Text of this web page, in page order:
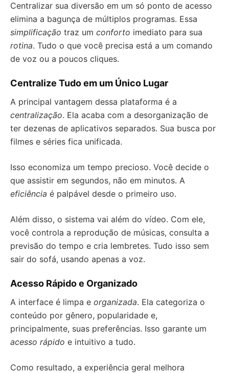
Centralizar sua diversão em um só ponto de acesso
elimina a bagunça de múltiplos programas. Essa
simplificação traz um conforto imediato para sua
rotina. Tudo o que você precisa está a um comando
de voz ou a poucos cliques.
Centralize Tudo em um Único Lugar
A principal vantagem dessa plataforma é a
centralização. Ela acaba com a desorganização de
ter dezenas de aplicativos separados. Sua busca por
filmes e séries fica unificada.
Isso economiza um tempo precioso. Você decide o
que assistir em segundos, não em minutos. A
eficiência é palpável desde o primeiro uso.
Além disso, o sistema vai além do vídeo. Com ele,
você controla a reprodução de músicas, consulta a
previsão do tempo e cria lembretes. Tudo isso sem
sair do sofá, usando apenas a voz.
Acesso Rápido e Organizado
A interface é limpa e organizada. Ela categoriza o
conteúdo por gênero, popularidade e,
principalmente, suas preferências. Isso garante um
acesso rápido e intuitivo a tudo.
Como resultado, a experiência geral melhora